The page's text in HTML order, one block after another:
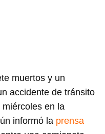
muertos y un
accidente de tránsito
en la
informó la prensa